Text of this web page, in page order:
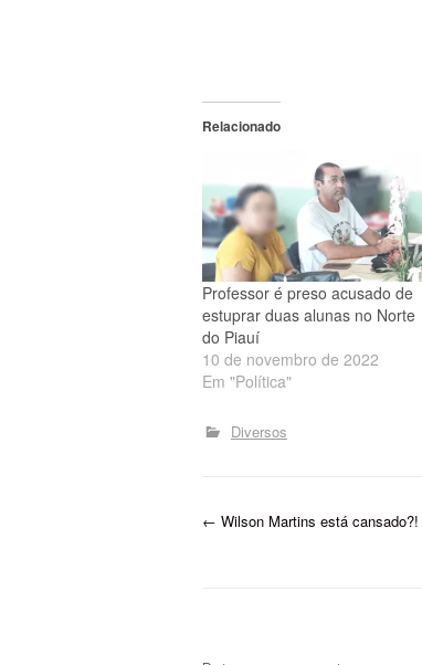
Relacionado
Professor é preso acusado de
estuprar duas alunas no Norte
do Piauí
10 de novembro de 2022
Em "Política"
Diversos
P
← Wilson Martins está cansado?!